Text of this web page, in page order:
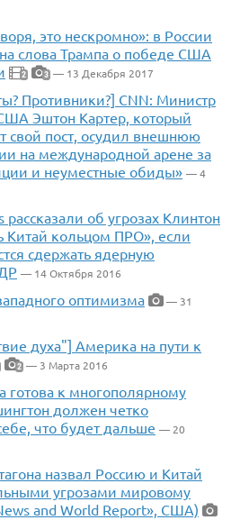
это нескромно»: в России
слова Трампа о победе США
2 3 — 13 Декабря 2017
Противники?] CNN: Министр
Эштон Картер, который
свой пост, осудил внешнюю
на международной арене за
и неуместные обиды» — 4
рассказали об угрозах Клинтон
Китай кольцом ПРО», если
сдержать ядерную
— 14 Октября 2016
оптимизма
— 31
духа"] Америка на пути к
2 — 3 Марта 2016
готова к многополярному
должен четко
что будет дальше — 20
назвал Россию и Китай
угрозами мировому
and World Report», США)